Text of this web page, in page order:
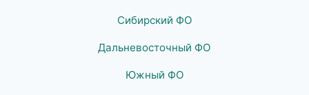
Сибирский ФО
Дальневосточный ФО
Южный ФО